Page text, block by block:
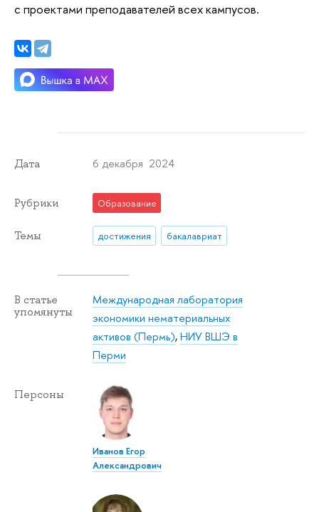
с проектами преподавателей всех кампусов.
Дата 6 декабря 2024
Рубрики Образование
Темы достижения бакалавриат
В статье
упомянуты
Международная лаборатория
экономики нематериальных
активов (Пермь),НИУ ВШЭ в
Перми
Персоны
Иванов Егор
Александрович